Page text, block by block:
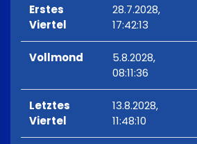
Erstes
Viertel
28.7.2028,
17:42:13
Vollmond
5.8.2028,
08:11:36
Letztes
Viertel
13.8.2028,
11:48:10